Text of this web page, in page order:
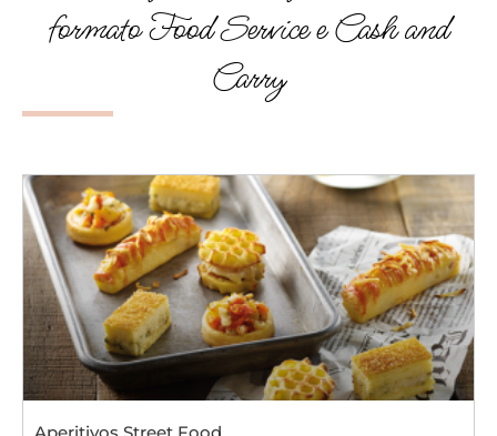
formato Food Service e Cash and
Carry